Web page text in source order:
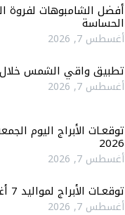
أفضل الشامبوهات لفروة
الحساسة
أغسطس 7, 2026
تطبيق واقي الشمس خلال
أغسطس 7, 2026
2026
أغسطس 7, 2026
توقعـات الأبراج لمواليد 7 أغسطس
أغسطس 7, 2026